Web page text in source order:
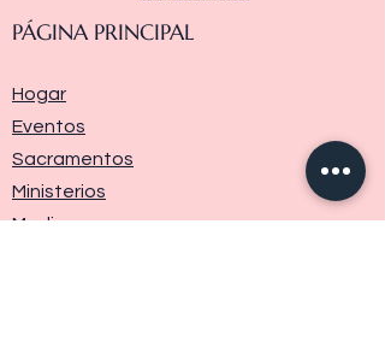
PÁGINA PRINCIPAL
Hogar
Eventos
Sacramentos
Ministerios
Media